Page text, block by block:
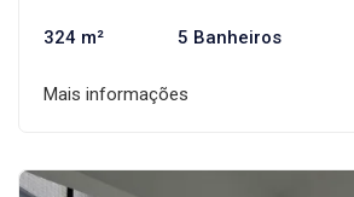
324 m² 5 Banheiros
Mais informações